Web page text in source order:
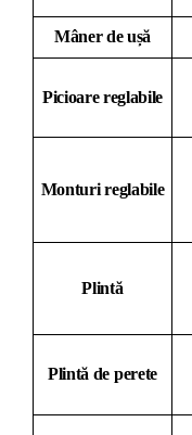
Mâner de ușă
Picioare reglabile
Monturi reglabile
Plintă
Plintă de perete